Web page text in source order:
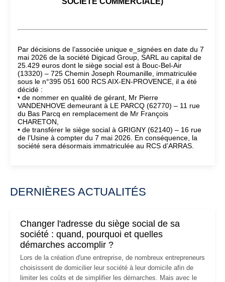
Par décisions de l’associée unique e_signées en date du 7
mai 2026 de la société Digicad Group, SARL au capital de
25.429 euros dont le siège social est à Bouc-Bel-Air
(13320) – 725 Chemin Joseph Roumanille, immatriculée
sous le n°395 051 600 RCS AIX-EN-PROVENCE, il a été
décidé :
• de nommer en qualité de gérant, Mr Pierre
VANDENHOVE demeurant à LE PARCQ (62770) – 11 rue
du Bas Parcq en remplacement de Mr François
CHARETON,
• de transférer le siège social à GRIGNY (62140) – 16 rue
de l’Usine à compter du 7 mai 2026. En conséquence, la
société sera désormais immatriculée au RCS d’ARRAS.
DERNIÈRES ACTUALITÉS
Changer l'adresse du siège social de sa
société : quand, pourquoi et quelles
démarches accomplir ?
Lors de la création d'une entreprise, de nombreux entrepreneurs
choisissent de domicilier leur société à leur domicile afin de
limiter les coûts et de simplifier les démarches. Mais avec le